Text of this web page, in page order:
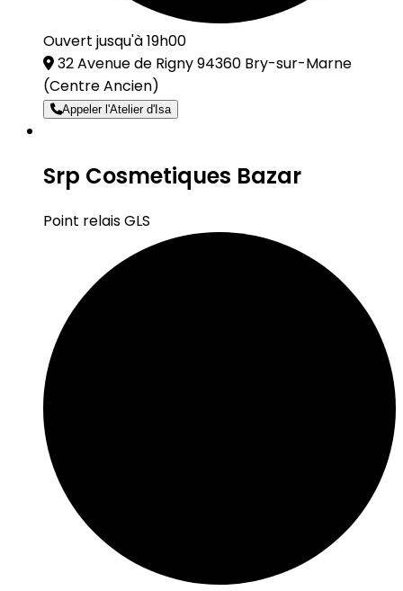
Ouvert jusqu'à 19h00
32 Avenue de Rigny 94360 Bry-sur-Marne
(Centre Ancien)
Appeler l'Atelier d'Isa
Srp Cosmetiques Bazar
Point relais GLS